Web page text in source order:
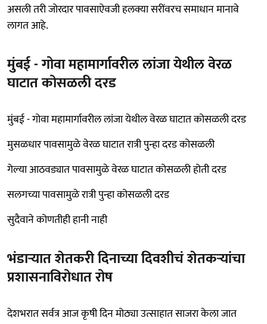
असली तरी जोरदार पावसाऐवजी हलक्या सरींवरच समाधान मानावे
लागत आहे.
मुंबई - गोवा महामार्गावरील लांजा येथील वेरळ
घाटात कोसळली दरड
मुंबई - गोवा महामार्गावरील लांजा येथील वेरळ घाटात कोसळली दरड
मुसळधार पावसामुळे वेरळ घाटात रात्री पुन्हा दरड कोसळली
गेल्या आठवड्यात पावसामुळे वेरळ घाटात कोसळली होती दरड
सलगच्या पावसामुळे रात्री पुन्हा कोसळली दरड
सुदैवाने कोणतीही हानी नाही
भंडाऱ्यात शेतकरी दिनाच्या दिवशीचं शेतकऱ्यांचा
प्रशासनाविरोधात रोष
देशभरात सर्वत्र आज कृषी दिन मोठ्या उत्साहात साजरा केला जात